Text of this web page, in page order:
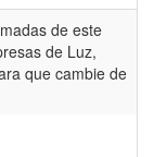
de este
de Luz,
que cambie de